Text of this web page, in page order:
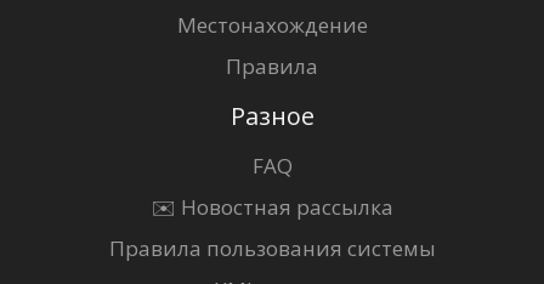
Местонахождение
Правила
Разное
FAQ
✉️ Новостная рассылка
Правила пользования системы